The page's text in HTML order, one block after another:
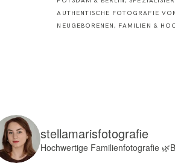
AUTHENTISCHE FOTOGRAFIE
NEUGEBORENEN, FAMILIEN &
stellamarisfotografie
Hochwertige Familienfotografie